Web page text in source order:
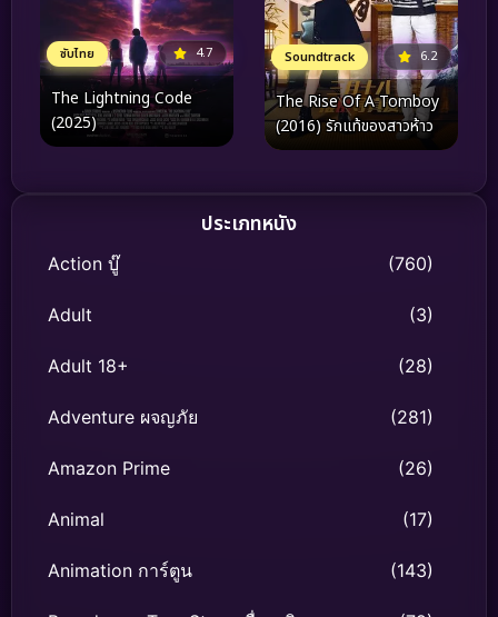
ซับไทย 4.7
The Lightning Code
(2025)
Soundtrack 6.2
The Rise Of A Tomboy
(2016) รักแท้ของสาวห้าว
ประเภทหนัง
Action บู๊ (760)
Adult (3)
Adult 18+ (28)
Adventure ผจญภัย (281)
Amazon Prime (26)
Animal (17)
Animation การ์ตูน (143)